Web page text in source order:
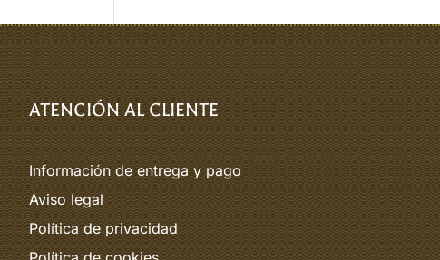
ATENCIÓN AL CLIENTE
Información de entrega y pago
Aviso legal
Política de privacidad